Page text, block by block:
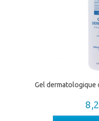
Gel dermatologique